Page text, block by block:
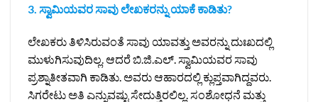
3. ಸ್ವಾಮಿಯವರ ಸಾವು ಲೇಖಕರನ್ನು ಯಾಕೆ ಕಾಡಿತು?
ಲೇಖಕರು ತಿಳಿಸಿರುವಂತೆ ಸಾವು ಯಾವತ್ತು ಅವರನ್ನು ದುಃಖದಲ್ಲಿ
ಮುಳುಗಿಸುವುದಿಲ್ಲ. ಆದರೆ ಬಿ.ಜಿ.ಎಲ್‌. ಸ್ವಾಮಿಯವರ ಸಾವು
ಪ್ರಶ್ನಾತೀತವಾಗಿ ಕಾಡಿತು. ಅವರು ಆಹಾರದಲ್ಲಿ ಕ್ಲುಪ್ತವಾಗಿದ್ದವರು.
ಸಿಗರೇಟು ಅತಿ ಎನ್ನುವಷ್ಟು ಸೇದುತ್ತಿರಲಿಲ್ಲ. ಸಂಶೋಧನೆ ಮತ್ತು